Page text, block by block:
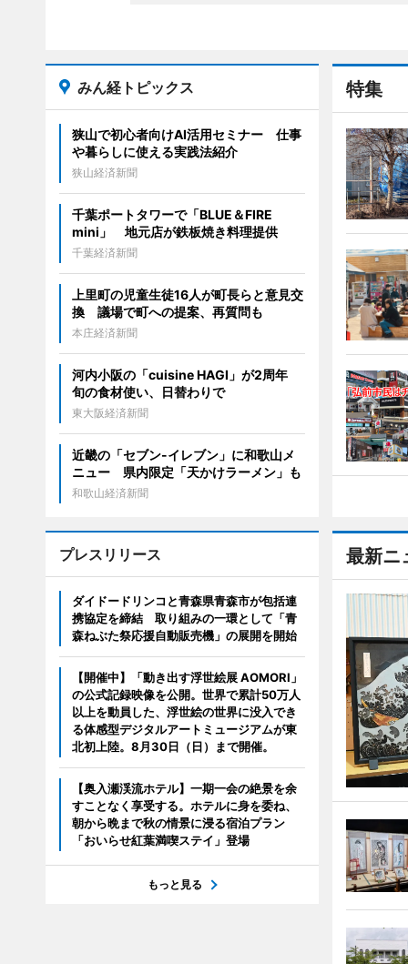
特集
最新ニ
みん経トピックス
狭山で初心者向けAI活用セミナー 仕事
や暮らしに使える実践法紹介
狭山経済新聞
千葉ポートタワーで「BLUE＆FIRE
mini」 地元店が鉄板焼き料理提供
千葉経済新聞
上里町の児童生徒16人が町長らと意見交
換 議場で町への提案、再質問も
本庄経済新聞
河内小阪の「cuisine HAGI」が2周年
旬の食材使い、日替わりで
東大阪経済新聞
近畿の「セブン-イレブン」に和歌山メ
ニュー 県内限定「天かけラーメン」も
和歌山経済新聞
プレスリリース
ダイドードリンコと青森県青森市が包括連
携協定を締結 取り組みの一環として「青
森ねぶた祭応援自動販売機」の展開を開始
【開催中】「動き出す浮世絵展 AOMORI」
の公式記録映像を公開。世界で累計50万人
以上を動員した、浮世絵の世界に没入でき
る体感型デジタルアートミュージアムが東
北初上陸。8月30日（日）まで開催。
【奥入瀬渓流ホテル】一期一会の絶景を余
すことなく享受する。ホテルに身を委ね、
朝から晩まで秋の情景に浸る宿泊プラン
「おいらせ紅葉満喫ステイ」登場
もっと見る